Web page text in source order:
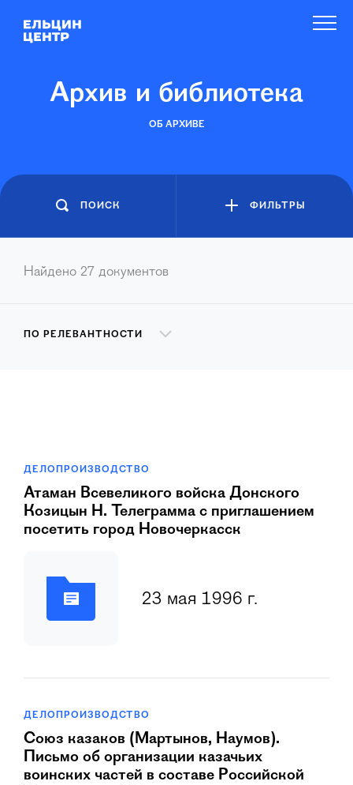
Архив и библиотека
ОБ АРХИВЕ
ПОИСК ФИЛЬТРЫ
Найдено 27 документов
ПО РЕЛЕВАНТНОСТИ
ДЕЛОПРОИЗВОДСТВО
Атаман Всевеликого войска Донского
Козицын Н. Телеграмма с приглашением
посетить город Новочеркасск
23 мая 1996 г.
ДЕЛОПРОИЗВОДСТВО
Союз казаков (Мартынов, Наумов).
Письмо об организации казачьих
воинских частей в составе Российской